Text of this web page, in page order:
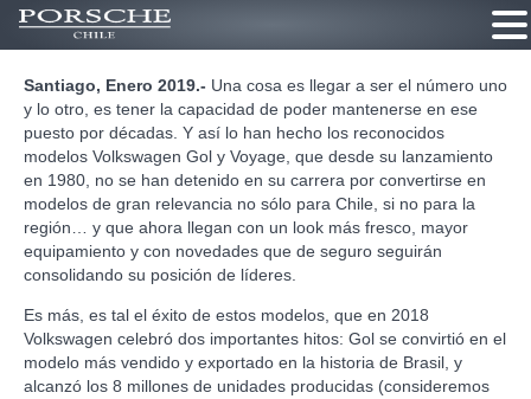
contenido
Santiago, Enero 2019.- Una cosa es llegar a ser el número uno
y lo otro, es tener la capacidad de poder mantenerse en ese
puesto por décadas. Y así lo han hecho los reconocidos
modelos Volkswagen Gol y Voyage, que desde su lanzamiento
en 1980, no se han detenido en su carrera por convertirse en
modelos de gran relevancia no sólo para Chile, si no para la
región… y que ahora llegan con un look más fresco, mayor
equipamiento y con novedades que de seguro seguirán
consolidando su posición de líderes.
Es más, es tal el éxito de estos modelos, que en 2018
Volkswagen celebró dos importantes hitos: Gol se convirtió en el
modelo más vendido y exportado en la historia de Brasil, y
alcanzó los 8 millones de unidades producidas (consideremos